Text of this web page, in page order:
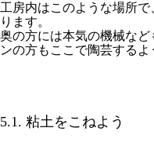
工房内はこのような場所
ります。
奥の方には本気の機械な
ンの方もここで陶芸するよ
5.1. 粘土をこねよう